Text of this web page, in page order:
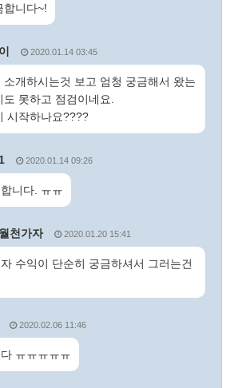
합니다~!
2020.01.14 03:45
소개하시는것 보고 엄청 궁금해서 왔는
못하고 점검이네요.
시작하나요????
2020.01.14 09:26
니다. ㅠㅠ
천가자 2020.01.20 15:41
수익이 단순히 궁금하셔서 그러는건
2020.02.06 11:46
ㅠㅠㅠㅠㅠ